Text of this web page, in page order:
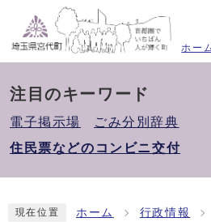
ホー
注目のキーワード
電子掲示場
ごみ分別辞典
住民票などのコンビニ交付
現在位置 ホーム 行政情報